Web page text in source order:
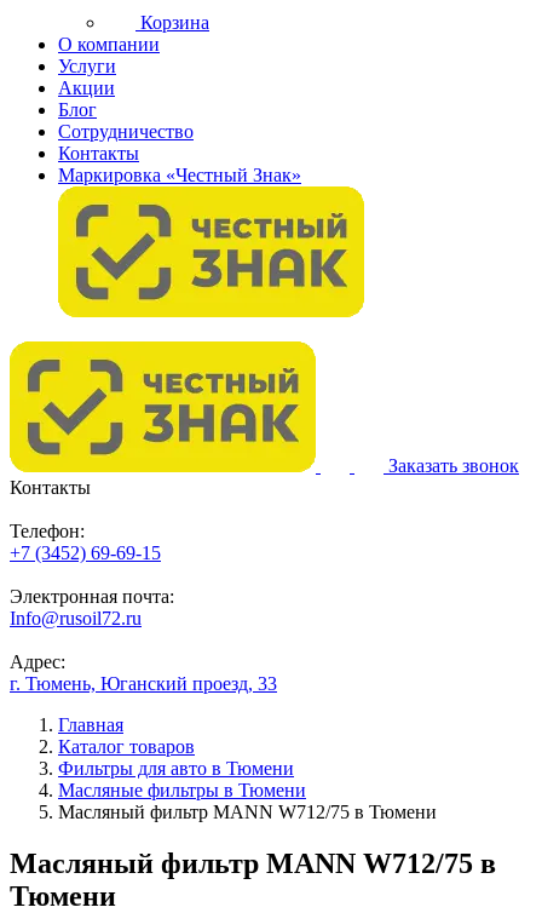
Корзина
О компании
Услуги
Акции
Блог
Сотрудничество
Контакты
Маркировка «Честный Знак»
Заказать звонок
Контакты
Телефон:
+7 (3452) 69-69-15
Электронная почта:
Info@rusoil72.ru
Адрес:
г. Тюмень, Юганский проезд, 33
Главная
Каталог товаров
Фильтры для авто в Тюмени
Масляные фильтры в Тюмени
Масляный фильтр MANN W712/75 в Тюмени
Масляный фильтр MANN W712/75 в
Тюмени